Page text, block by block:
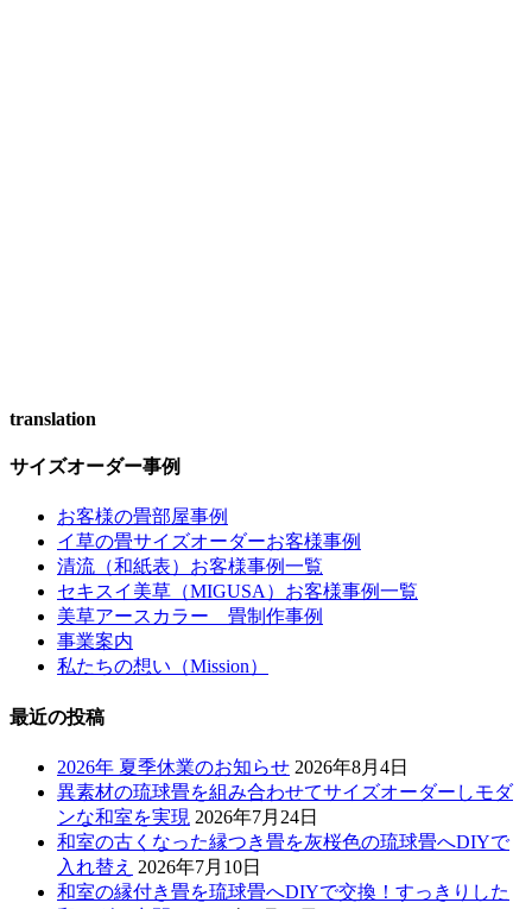
translation
サイズオーダー事例
お客様の畳部屋事例
イ草の畳サイズオーダーお客様事例
清流（和紙表）お客様事例一覧
セキスイ美草（MIGUSA）お客様事例一覧
美草アースカラー 畳制作事例
事業案内
私たちの想い（Mission）
最近の投稿
2026年 夏季休業のお知らせ 2026年8月4日
異素材の琉球畳を組み合わせてサイズオーダーしモダ
ンな和室を実現 2026年7月24日
和室の古くなった縁つき畳を灰桜色の琉球畳へDIYで
入れ替え 2026年7月10日
和室の縁付き畳を琉球畳へDIYで交換！すっきりした